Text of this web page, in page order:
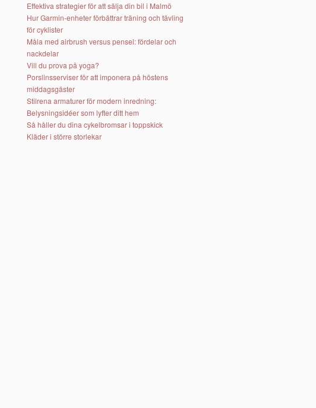
Effektiva strategier för att sälja din bil i Malmö
Hur Garmin-enheter förbättrar träning och tävling
för cyklister
Måla med airbrush versus pensel: fördelar och
nackdelar
Vill du prova på yoga?
Porslinsserviser för att imponera på höstens
middagsgäster
Stilrena armaturer för modern inredning:
Belysningsidéer som lyfter ditt hem
Så håller du dina cykelbromsar i toppskick
Kläder i större storlekar